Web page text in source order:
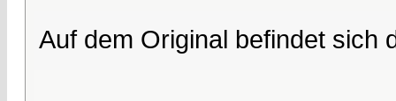
Auf dem Original befindet sich